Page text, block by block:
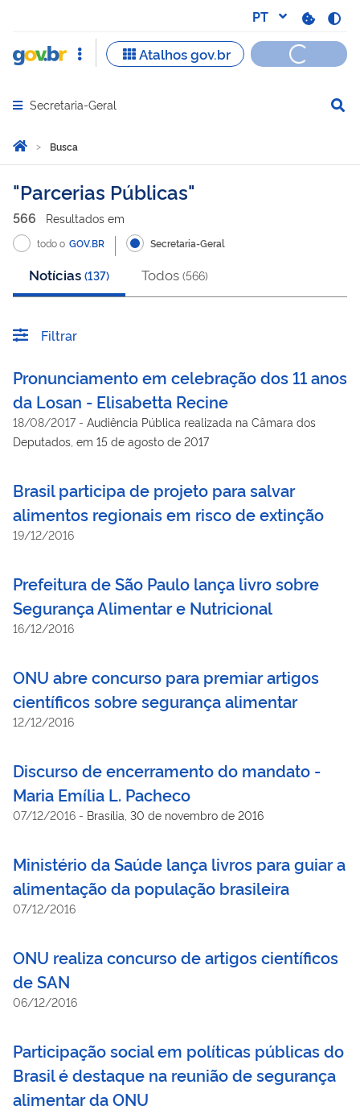
Abrir menu principal de navegação
Secretaria-Geral
Você está aqui:
Página Inicial
Busca
Busca
Parcerias Públicas
566 Resultados em
todo o GOV.BR Secretaria-Geral
Notícias (137) Todos (566)
Filtrar
Pronunciamento em celebração dos 11 anos
da Losan - Elisabetta Recine
18/08/2017 - Audiência Pública realizada na Câmara dos
Deputados, em 15 de agosto de 2017
Brasil participa de projeto para salvar
alimentos regionais em risco de extinção
19/12/2016
Prefeitura de São Paulo lança livro sobre
Segurança Alimentar e Nutricional
16/12/2016
ONU abre concurso para premiar artigos
científicos sobre segurança alimentar
12/12/2016
Discurso de encerramento do mandato -
Maria Emília L. Pacheco
07/12/2016 - Brasília, 30 de novembro de 2016
Ministério da Saúde lança livros para guiar a
alimentação da população brasileira
07/12/2016
ONU realiza concurso de artigos científicos
de SAN
06/12/2016
Participação social em políticas públicas do
Brasil é destaque na reunião de segurança
alimentar da ONU